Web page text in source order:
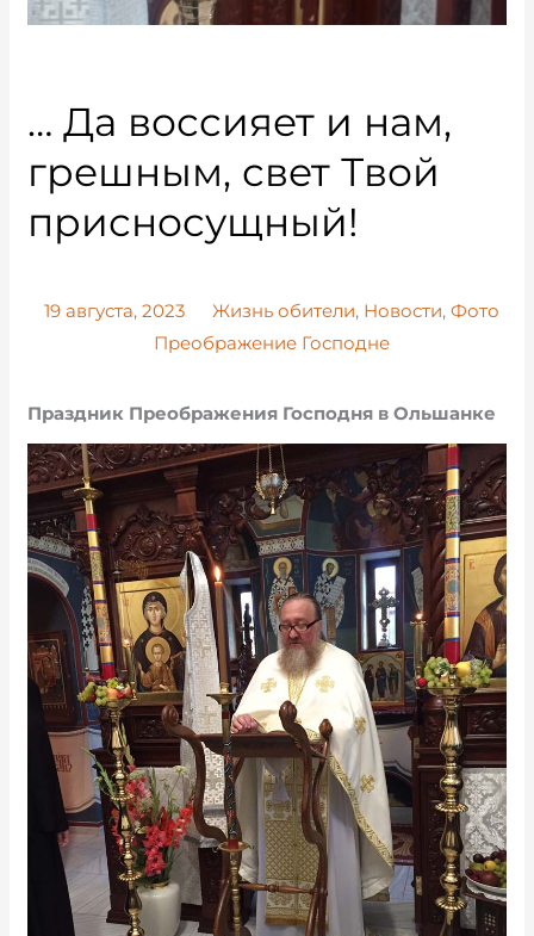
… Да воссияет и нам,
грешным, свет Твой
присносущный!
19 августа, 2023 Жизнь обители, Новости, Фото
Преображение Господне
Праздник Преображения Господня в Ольшанке